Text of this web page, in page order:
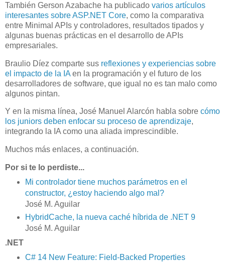
También Gerson Azabache ha publicado varios artículos
interesantes sobre ASP.NET Core, como la comparativa
entre Minimal APIs y controladores, resultados tipados y
algunas buenas prácticas en el desarrollo de APIs
empresariales.
Braulio Díez comparte sus reflexiones y experiencias sobre
el impacto de la IA en la programación y el futuro de los
desarrolladores de software, que igual no es tan malo como
algunos pintan.
Y en la misma línea, José Manuel Alarcón habla sobre cómo
los juniors deben enfocar su proceso de aprendizaje,
integrando la IA como una aliada imprescindible.
Muchos más enlaces, a continuación.
Por si te lo perdiste...
Mi controlador tiene muchos parámetros en el
constructor, ¿estoy haciendo algo mal?
José M. Aguilar
HybridCache, la nueva caché híbrida de .NET 9
José M. Aguilar
.NET
C# 14 New Feature: Field-Backed Properties